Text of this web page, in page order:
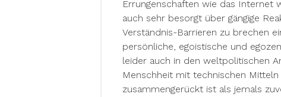
Errungenschaften wie das Internet
auch sehr besorgt über gängige
Verständnis-Barrieren zu brechen
persönliche, egoistische und
leider auch in den weltpolitischen
Menschheit mit technischen
zusammengerückt ist als jemals